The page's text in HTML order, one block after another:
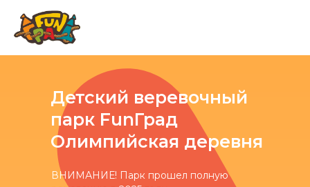
Детский веревочный
парк FunГрад
Олимпийская деревня
ВНИМАНИЕ! Парк прошел полную